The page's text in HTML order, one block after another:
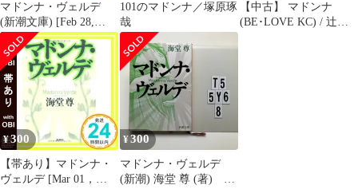
マドンナ・ヴェルデ
(新潮文庫) [Feb 28,
2013] 海堂 尊_03
101のマドンナ／塚原琢
哉
【中古】 マドンナ
(BE･LOVE KC) / 辻村
¥300
【帯あり】マドンナ・
ヴェルデ [Mar 01，
¥300
マドンナ・ヴェルデ
(新潮) 海堂 尊 (著)